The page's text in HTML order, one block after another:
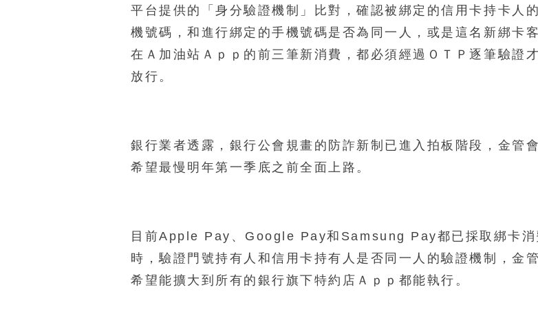
平台提供的「身分驗證機制」比對，確認被綁定的信用卡持卡人
機號碼，和進行綁定的手機號碼是否為同一人，或是這名新綁卡
在Ａ加油站Ａｐｐ的前三筆新消費，都必須經過ＯＴＰ逐筆驗證
放行。
銀行業者透露，銀行公會規畫的防詐新制已進入拍板階段，金管會
希望最慢明年第一季底之前全面上路。
目前Apple Pay、Google Pay和Samsung Pay都已採取綁卡消
時，驗證門號持有人和信用卡持有人是否同一人的驗證機制，金
希望能擴大到所有的銀行旗下特約店Ａｐｐ都能執行。